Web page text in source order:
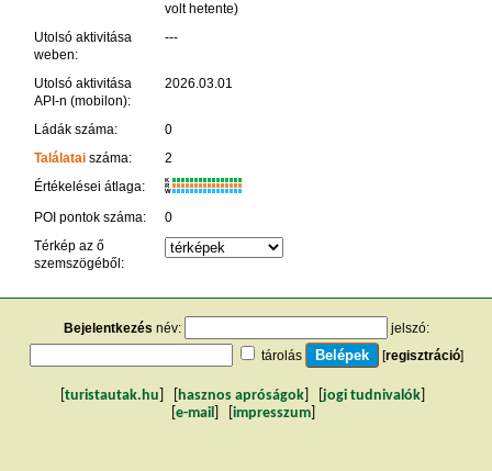
volt hetente)
Utolsó aktivitása
weben:
---
Utolsó aktivitása
API-n (mobilon):
2026.03.01
Ládák száma:
0
Találataiszáma:
2
Értékelései átlaga:
K
R
W
POI pontok száma:
0
Térkép az ő
szemszögéből:
Bejelentkezés név:
jelszó:
tárolás
[regisztráció]
turistautak.hu hasznos apróságok jogi tudnivalók
e-mail impresszum]